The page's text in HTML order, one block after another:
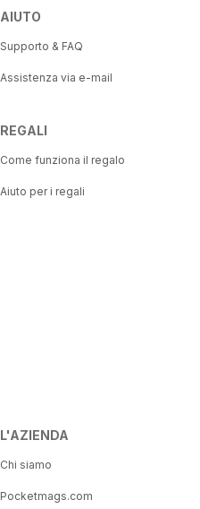
AIUTO
Supporto & FAQ
Assistenza via e-mail
REGALI
Come funziona il regalo
Aiuto per i regali
L'AZIENDA
Chi siamo
Pocketmags.com